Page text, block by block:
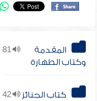
81
المقدمة
وكتاب الطهارة
42 كتاب الجنائز